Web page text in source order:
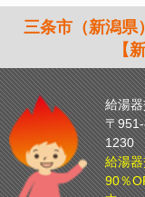
三条市（新潟県
【
給湯
〒
1230
給湯
90％